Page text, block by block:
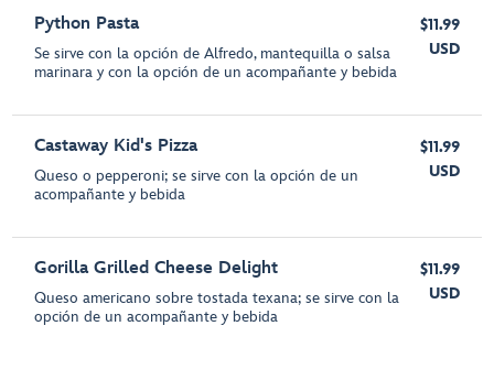
Python Pasta
Se sirve con la opción de Alfredo, mantequilla o salsa
marinara y con la opción de un acompañante y bebida
$11.99
USD
Castaway Kid's Pizza
Queso o pepperoni; se sirve con la opción de un
acompañante y bebida
$11.99
USD
Gorilla Grilled Cheese Delight
Queso americano sobre tostada texana; se sirve con la
opción de un acompañante y bebida
$11.99
USD